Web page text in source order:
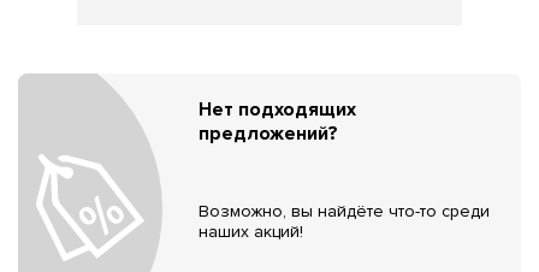
Нет подходящих
предложений?
Возможно, вы найдёте что-то среди
наших акций!